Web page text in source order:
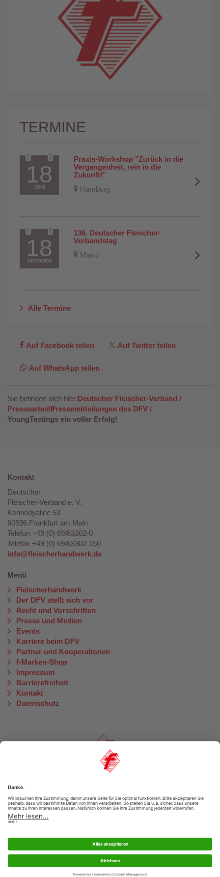
TERMINE
18
JUNI
Praxis-Workshop "Zurück in die
Vergangenheit, rein in die
Zukunft!"
Hamburg
18
OKTOBER
136. Deutscher Fleischer-
Verbandstag
Mainz
Alle Termine
Auf Facebook teilen Auf Twitter teilen
Auf WhatsApp teilen
Sie befinden sich hier:Deutscher Fleischer-Verband
PressearbeitPressemitteilungen des DFV
YoungTastings ein voller Erfolg!
Kontakt
Deutscher
Fleischer-Verband e. V.
Kennedyallee 53
60596 Frankfurt am Main
Telefon +49 (0) 69/63302-0
Telefax +49 (0) 69/63302-150
info@fleischerhandwerk.de
Menü
Fleischerhandwerk
Der DFV stellt sich vor
Recht und Vorschriften
Presse und Medien
Events
Karriere beim DFV
Partner und Kooperationen
f-Marken-Shop
Impressum
Barrierefreiheit
Kontakt
Datenschutz